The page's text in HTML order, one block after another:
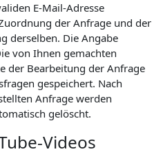
E-Mail-Adresse
der Anfrage und der
derselben. Die Angabe
von Ihnen gemachten
der Bearbeitung der Anfrage
gespeichert. Nach
Anfrage werden
gelöscht.
Videos